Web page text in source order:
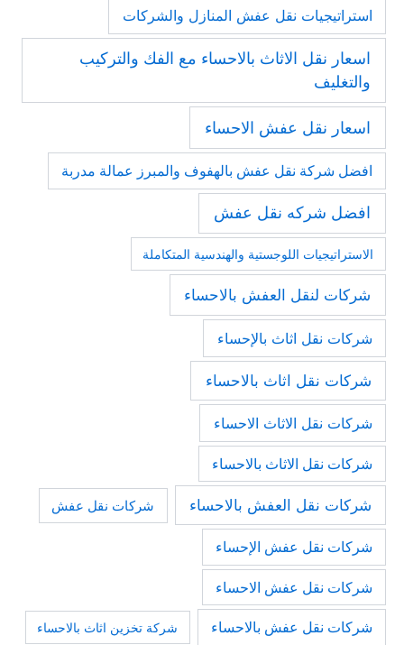
استراتيجيات نقل عفش المنازل والشركات
اسعار نقل الاثاث بالاحساء مع الفك والتركيب
والتغليف
اسعار نقل عفش الاحساء
افضل شركة نقل عفش بالهفوف والمبرز عمالة مدربة
افضل شركه نقل عفش
الاستراتيجيات اللوجستية والهندسية المتكاملة
شركات لنقل العفش بالاحساء
شركات نقل اثاث بالإحساء
شركات نقل اثاث بالاحساء
شركات نقل الاثاث الاحساء
شركات نقل الاثاث بالاحساء
شركات نقل العفش بالاحساء شركات نقل عفش
شركات نقل عفش الإحساء
شركات نقل عفش الاحساء
شركات نقل عفش بالاحساء شركة تخزين اثاث بالاحساء